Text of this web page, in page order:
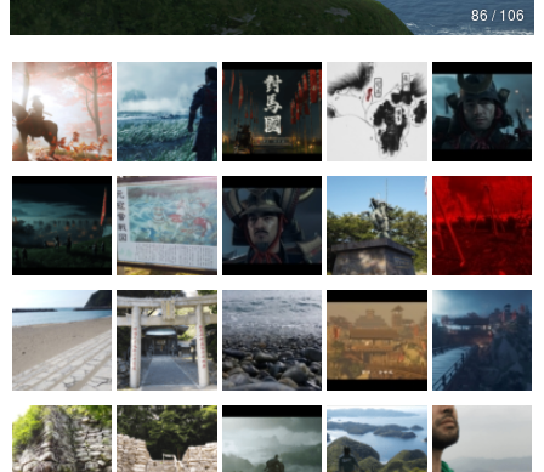
女性向け
アプリレビュー
その他
電ファミニコゲーマーとは？
運営：株式会社マレ
86 / 106